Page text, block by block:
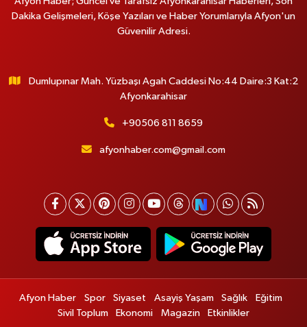
Dakika Gelişmeleri, Köşe Yazıları ve Haber Yorumlarıyla Afyon'un
Güvenilir Adresi.
Dumlupınar Mah. Yüzbaşı Agah Caddesi No:44 Daire:3 Kat:2
Afyonkarahisar
+90506 811 8659
afyonhaber.com@gmail.com
Afyon Haber Spor Siyaset Asayiş Yaşam Sağlık
Eğitim
Sivil Toplum
Ekonomi Magazin Etkinlikler